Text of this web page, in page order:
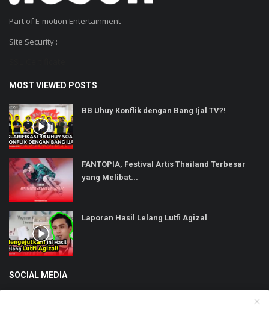
Part of E-motion Entertainment
Site Security :
MOST VIEWED POSTS
BB Uhuy Konflik dengan Bang Ijal TV?!
FANTOPIA, Festival Artis Thailand Terbesar
yang Melibat...
Laporan Hasil Lelang Lutfi Agizal
SOCIAL MEDIA